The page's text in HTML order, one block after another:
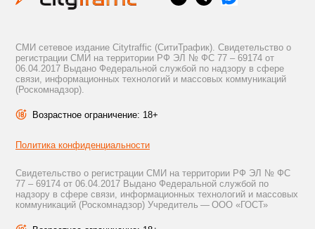
СМИ сетевое издание Citytraffic (СитиТрафик). Свидетельство о
регистрации СМИ на территории РФ ЭЛ № ФС 77 – 69174 от
06.04.2017 Выдано Федеральной службой по надзору в сфере
связи, информационных технологий и массовых коммуникаций
(Роскомнадзор).
Возрастное ограничение: 18+
Политика конфиденциальности
Свидетельство о регистрации СМИ на территории РФ ЭЛ № ФС
77 – 69174 от 06.04.2017 Выдано Федеральной службой по
надзору в сфере связи, информационных технологий и массовых
коммуникаций (Роскомнадзор) Учредитель — ООО «ГОСТ»